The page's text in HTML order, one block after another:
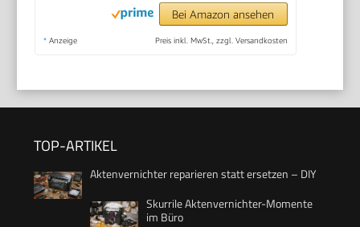
Bei Amazon ansehen
* Anzeige Preis inkl. MwSt., zzgl. Versandkosten
TOP-ARTIKEL
Aktenvernichter reparieren statt ersetzen – DIY
Skurrile Aktenvernichter-Momente
im Büro